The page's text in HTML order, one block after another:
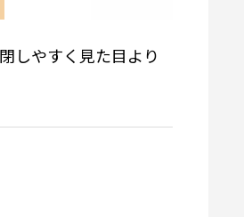
しやすく見た目より